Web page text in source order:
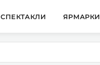
СПЕКТАКЛИ ЯРМАРКИ